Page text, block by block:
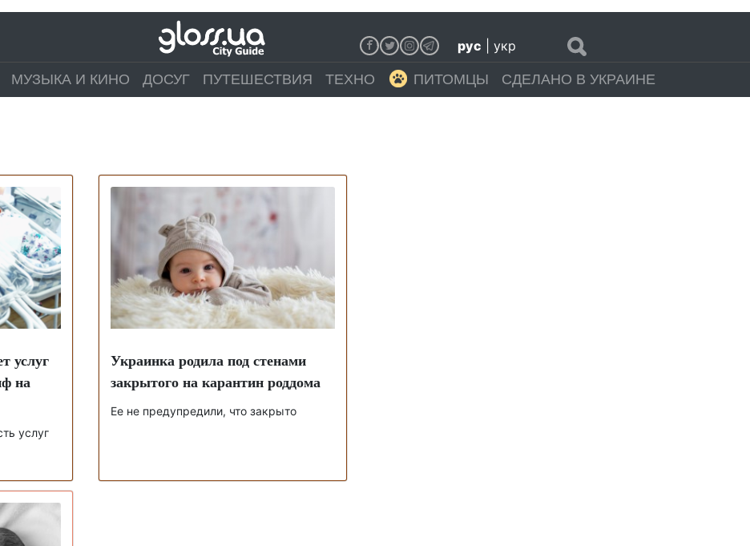
рус укр
МУЗЫКА И КИНО ДОСУГ ПУТЕШЕСТВИЯ ТЕХНО ПИТОМЦЫ СДЕЛАНО В УКРАИНЕ
услуг
на
услуг
Украинка родила под стенами
закрытого на карантин роддома
Ее не предупредили, что закрыто